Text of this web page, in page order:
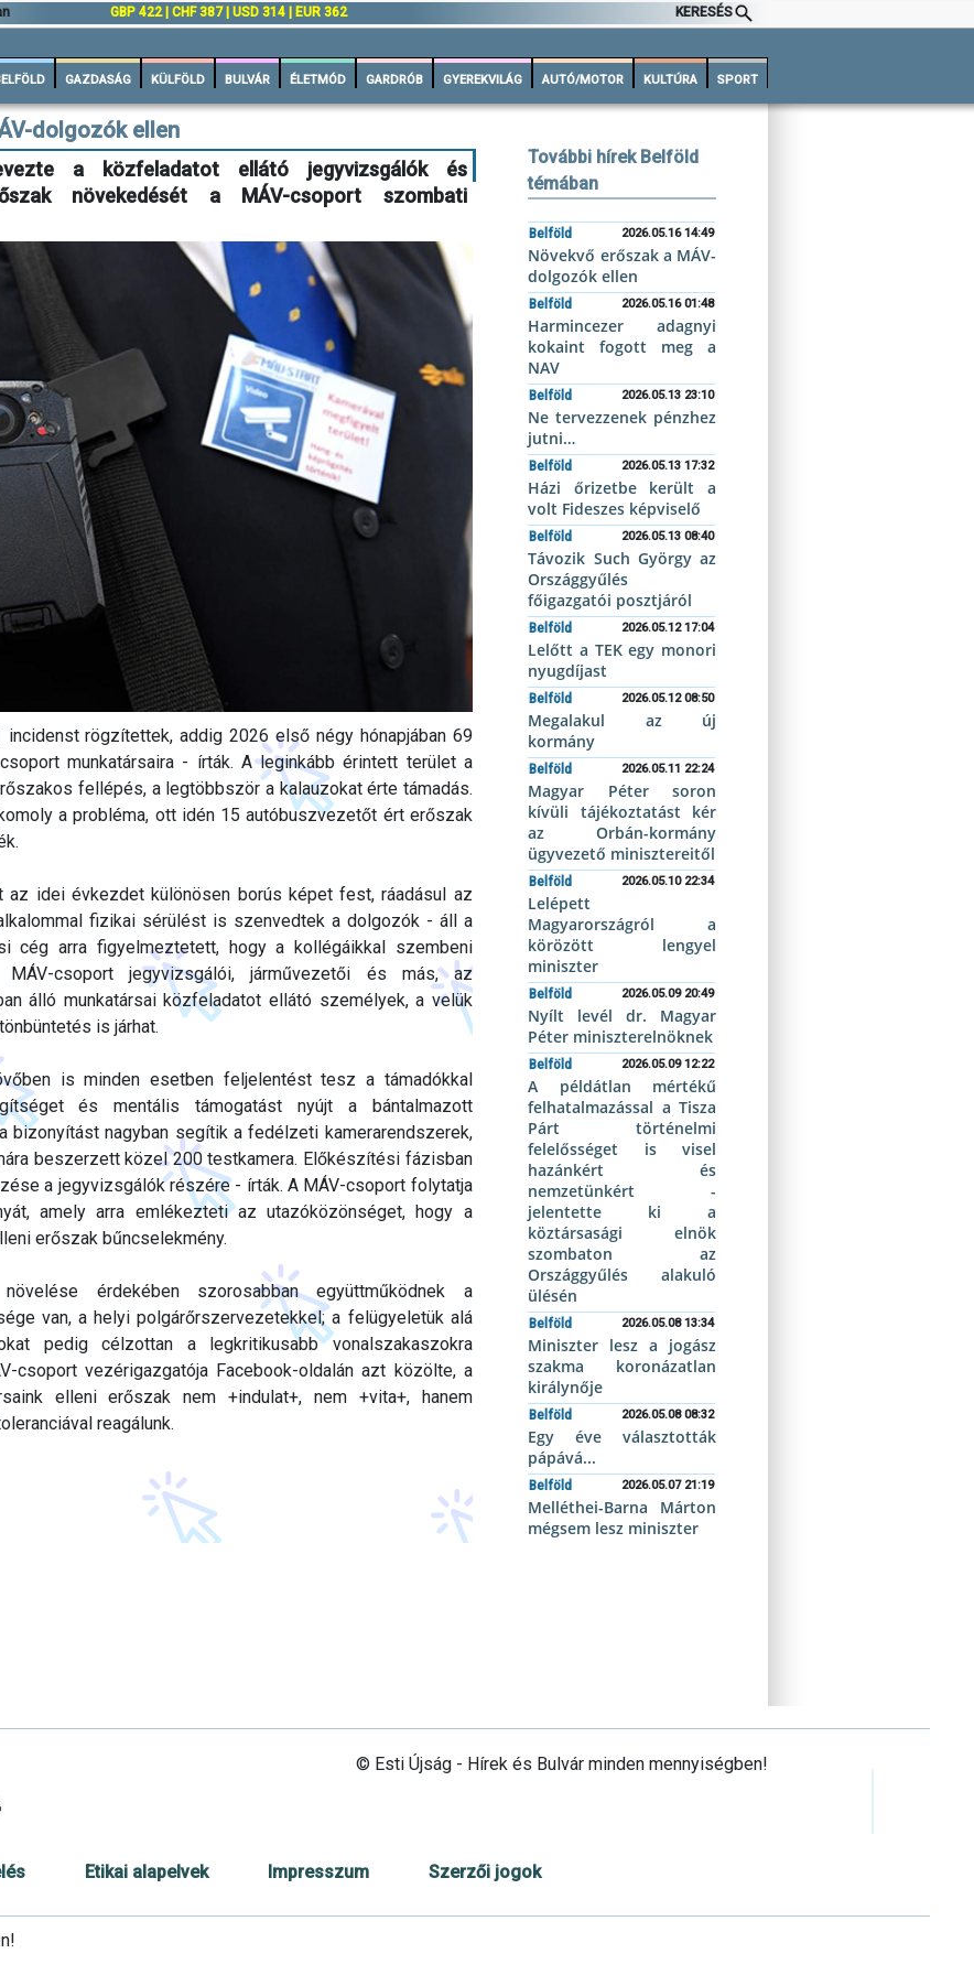
GBP 422 | CHF 387 | USD 314 | EUR 362 KERESÉS
GAZDASÁG KÜLFÖLD BULVÁR ÉLETMÓD GARDRÓB GYEREKVILÁG AUTÓ/MOTOR KULTÚRA SPORT
dolgozók ellen
a közfeladatot ellátó jegyvizsgálók és
növekedését a MÁV-csoport szombati
incidenst rögzítettek, addig 2026 első négy hónapjában 69
munkatársaira - írták. A leginkább érintett terület a
fellépés, a legtöbbször a kalauzokat érte támadás.
a probléma, ott idén 15 autóbuszvezetőt ért erőszak
idei évkezdet különösen borús képet fest, ráadásul az
fizikai sérülést is szenvedtek a dolgozók - áll a
cég arra figyelmeztetett, hogy a kollégáikkal szembeni
MÁV-csoport jegyvizsgálói, járművezetői és más, az
álló munkatársai közfeladatot ellátó személyek, a velük
is járhat.
is minden esetben feljelentést tesz a támadókkal
és mentális támogatást nyújt a bántalmazott
bizonyítást nagyban segítik a fedélzeti kamerarendszerek,
beszerzett közel 200 testkamera. Előkészítési fázisban
a jegyvizsgálók részére - írták. A MÁV-csoport folytatja
amely arra emlékezteti az utazóközönséget, hogy a
erőszak bűncselekmény.
érdekében szorosabban együttműködnek a
van, a helyi polgárőrszervezetekkel; a felügyeletük alá
pedig célzottan a legkritikusabb vonalszakaszokra
csoport vezérigazgatója Facebook-oldalán azt közölte, a
elleni erőszak nem +indulat+, nem +vita+, hanem
reagálunk.
További hírek Belföld
témában
Belföld 2026.05.16 14:49
Növekvő erőszak a MÁV-
dolgozók ellen
Belföld 2026.05.16 01:48
Harmincezer adagnyi
kokaint fogott meg a
NAV
Belföld 2026.05.13 23:10
Ne tervezzenek pénzhez
jutni…
Belföld 2026.05.13 17:32
Házi őrizetbe került a
volt Fideszes képviselő
Belföld 2026.05.13 08:40
Távozik Such György az
Országgyűlés
főigazgatói posztjáról
Belföld 2026.05.12 17:04
Lelőtt a TEK egy monori
nyugdíjast
Belföld 2026.05.12 08:50
Megalakul az új
kormány
Belföld 2026.05.11 22:24
Magyar Péter soron
kívüli tájékoztatást kér
az Orbán-kormány
ügyvezető minisztereitől
Belföld 2026.05.10 22:34
Lelépett
Magyarországról a
körözött lengyel
miniszter
Belföld 2026.05.09 20:49
Nyílt levél dr. Magyar
Péter miniszterelnöknek
Belföld 2026.05.09 12:22
A példátlan mértékű
felhatalmazással a Tisza
Párt történelmi
felelősséget is visel
hazánkért és
nemzetünkért -
jelentette ki a
köztársasági elnök
szombaton az
Országgyűlés alakuló
ülésén
Belföld 2026.05.08 13:34
Miniszter lesz a jogász
szakma koronázatlan
királynője
Belföld 2026.05.08 08:32
Egy éve választották
pápává...
Belföld 2026.05.07 21:19
Melléthei-Barna Márton
mégsem lesz miniszter
© Esti Újság - Hírek és Bulvár minden mennyiségben!
Etikai alapelvek Impresszum Szerzői jogok